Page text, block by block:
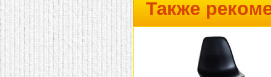
Также